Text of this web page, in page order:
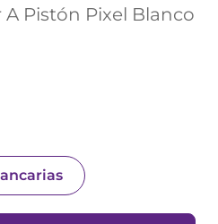
Pistón Pixel Blanco